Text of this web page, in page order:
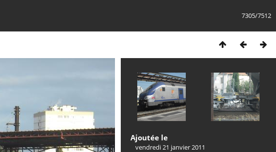
7305/7512
Ajoutée le
vendredi 21 janvier 2011